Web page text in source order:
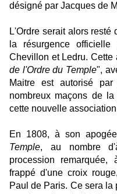
désigné par Jacques de
L'Ordre serait alors
la résurgence officielle
Chevillon et Ledru. Cette
de l'Ordre du Temple",
Maitre est autorisé
nombreux maçons de la
cette nouvelle
En 1808, à son
Temple, au nombre
procession
frappé d'une croix
Paul de Paris. Ce sera